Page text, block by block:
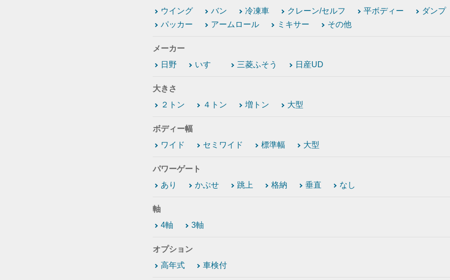
ウイング
バン 冷凍車 クレーン/セルフ 平ボディー ダンプ
パッカー
アームロール ミキサー その他
メーカー
日野
いすゞ 三菱ふそう 日産UD
大きさ
２トン
４トン 増トン 大型
ボディー幅
ワイド
セミワイド 標準幅 大型
パワーゲート
あり
かぶせ 跳上 格納 垂直 なし
軸
4軸
3軸
オプション
高年式
車検付